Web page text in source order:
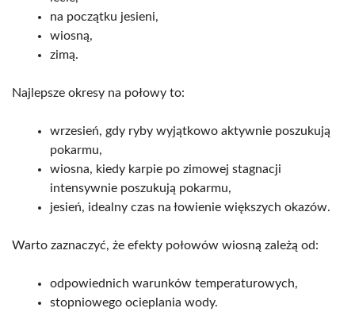
na początku jesieni,
wiosną,
zimą.
Najlepsze okresy na połowy to:
wrzesień, gdy ryby wyjątkowo aktywnie poszukują
pokarmu,
wiosna, kiedy karpie po zimowej stagnacji
intensywnie poszukują pokarmu,
jesień, idealny czas na łowienie większych okazów.
Warto zaznaczyć, że efekty połowów wiosną zależą od:
odpowiednich warunków temperaturowych,
stopniowego ocieplania wody.